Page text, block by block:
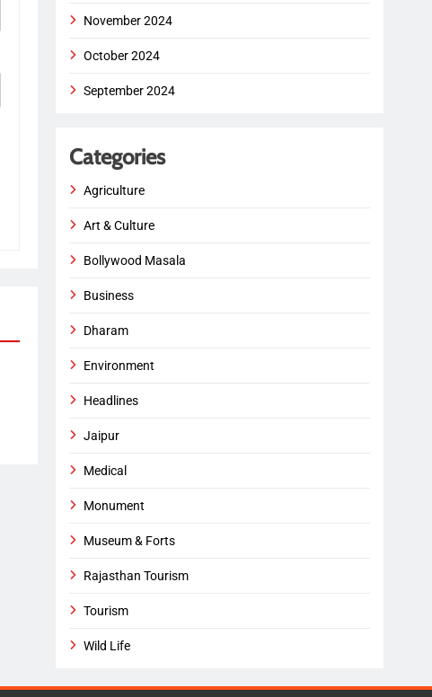
November 2024
October 2024
September 2024
Categories
Agriculture
Art & Culture
Bollywood Masala
Business
Dharam
Environment
Headlines
Jaipur
Medical
Monument
Museum & Forts
Rajasthan Tourism
Tourism
Wild Life